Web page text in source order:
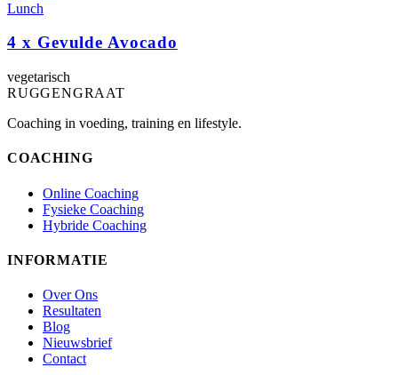
Lunch
4 x Gevulde Avocado
vegetarisch
RUGGENGRAAT
Coaching in voeding, training en lifestyle.
COACHING
Online Coaching
Fysieke Coaching
Hybride Coaching
INFORMATIE
Over Ons
Resultaten
Blog
Nieuwsbrief
Contact